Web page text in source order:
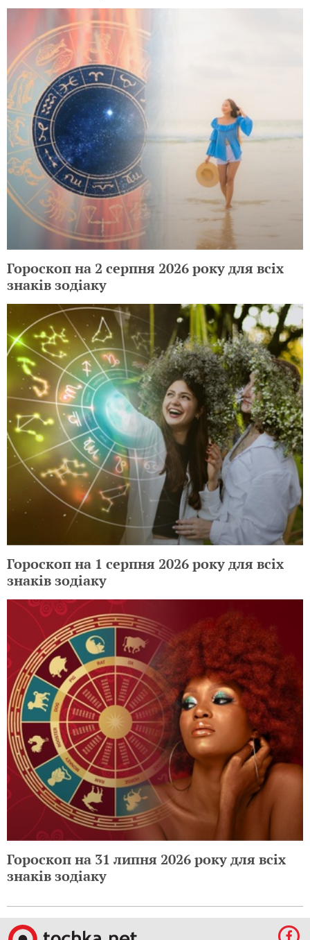
Гороскоп на 2 серпня 2026 року для всіх
знаків зодіаку
Гороскоп на 1 серпня 2026 року для всіх
знаків зодіаку
Гороскоп на 31 липня 2026 року для всіх
знаків зодіаку